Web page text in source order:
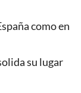
como en
su lugar